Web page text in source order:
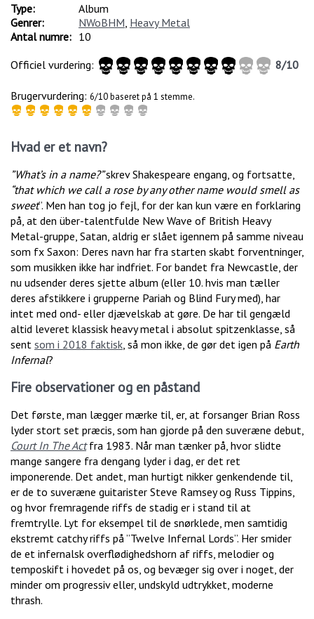
Type:
Album
Genrer:
NWoBHM Heavy Metal
Antal numre: 10
Officiel vurdering:
8/10
Brugervurdering: 6/10 baseret på 1 stemme.
Hvad er et navn?
”What’s in a name?”skrev Shakespeare engang, og fortsatte,
“that which we call a rose by any other name would smell as
sweet”. Men han tog jo fejl, for der kan kun være en forklaring
på, at den über-talentfulde New Wave of British Heavy
Metal-gruppe, Satan, aldrig er slået igennem på samme niveau
som fx Saxon: Deres navn har fra starten skabt forventninger,
som musikken ikke har indfriet. For bandet fra Newcastle, der
nu udsender deres sjette album (eller 10. hvis man tæller
deres afstikkere i grupperne Pariah og Blind Fury med), har
intet med ond- eller djævelskab at gøre. De har til gengæld
altid leveret klassisk heavy metal i absolut spitzenklasse, så
sent som i 2018 faktisk, så mon ikke, de gør det igen på Earth
Infernal?
Fire observationer og en påstand
Det første, man lægger mærke til, er, at forsanger Brian Ross
lyder stort set præcis, som han gjorde på den suveræne debut,
Court In The Actfra 1983. Når man tænker på, hvor slidte
mange sangere fra dengang lyder i dag, er det ret
imponerende. Det andet, man hurtigt nikker genkendende til,
er de to suveræne guitarister Steve Ramsey og Russ Tippins,
og hvor fremragende riffs de stadig er i stand til at
fremtrylle. Lyt for eksempel til de snørklede, men samtidig
ekstremt catchy riffs på ”Twelve Infernal Lords”. Her smider
de et infernalsk overflødighedshorn af riffs, melodier og
temposkift i hovedet på os, og bevæger sig over i noget, der
minder om progressiv eller, undskyld udtrykket, moderne
thrash.